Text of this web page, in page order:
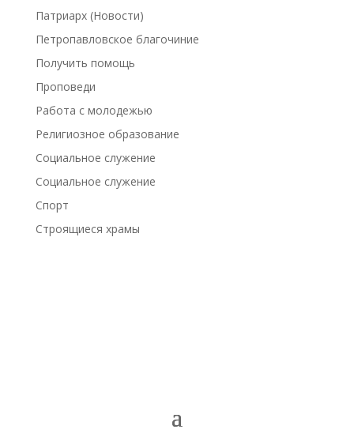
Патриарх (Новости)
Петропавловское благочиние
Получить помощь
Проповеди
Работа с молодежью
Религиозное образование
Социальное служение
Социальное служение
Спорт
Строящиеся храмы